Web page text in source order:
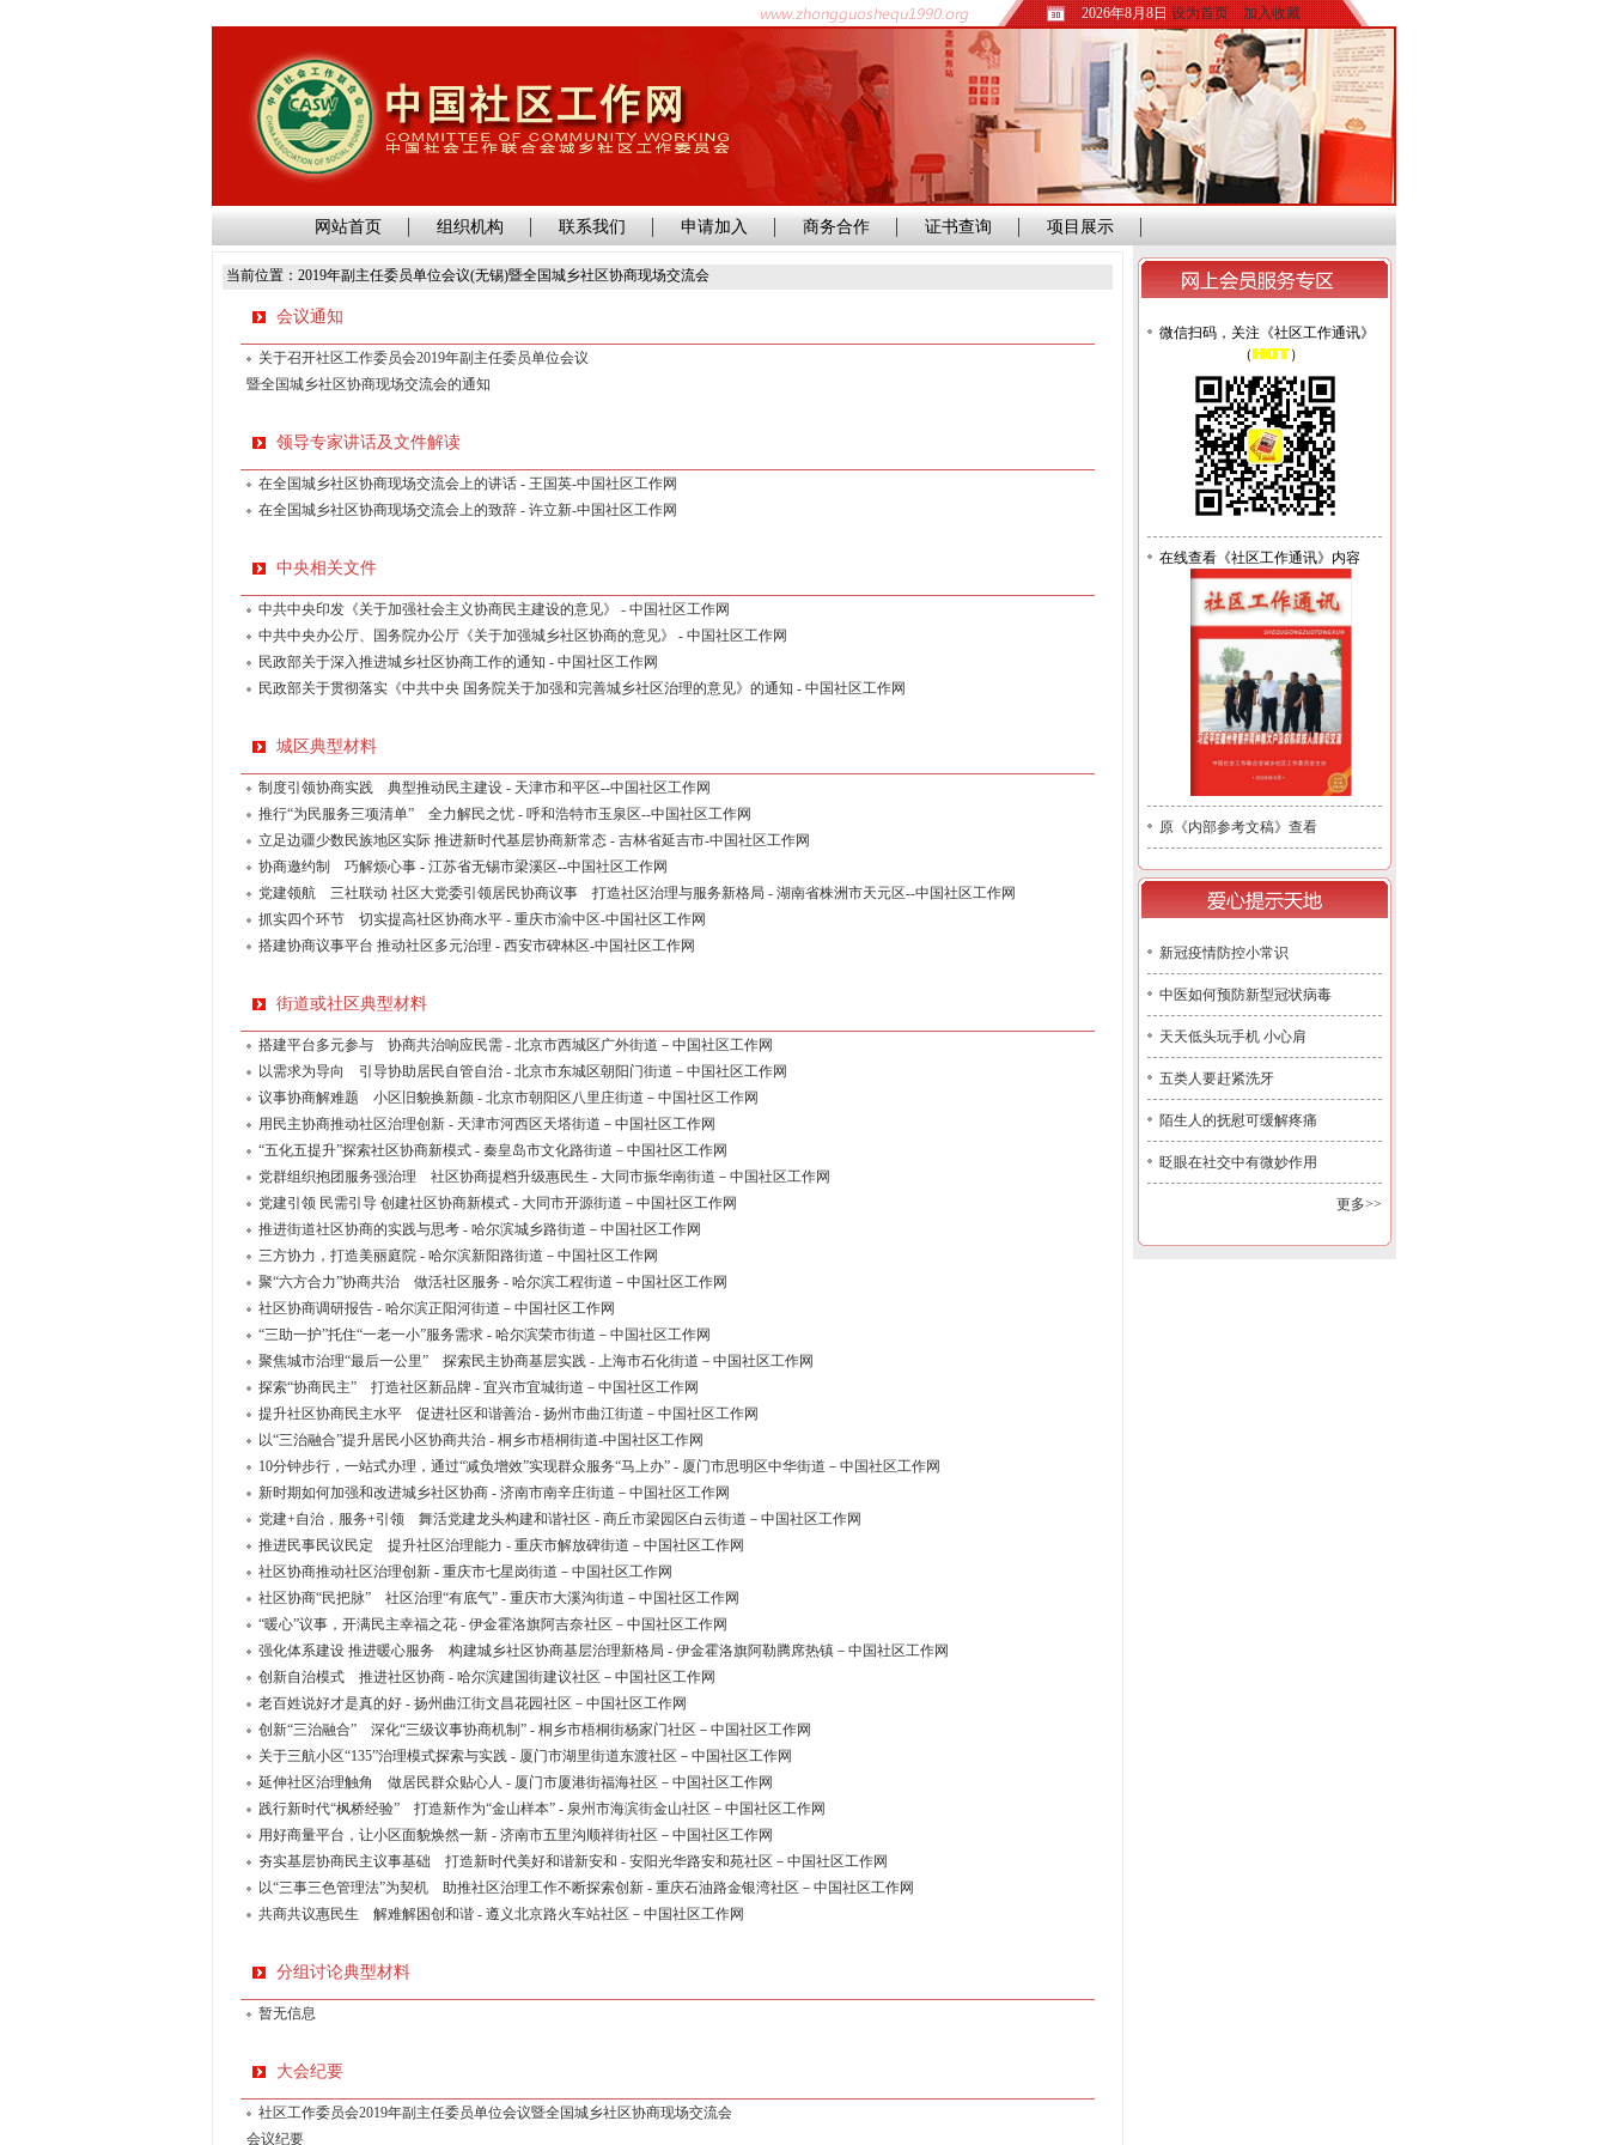
2026年8月8日设为首页 加入收藏
网站首页 组织机构 联系我们 申请加入 商务合作 证书查询 项目展示
微信扫码，关注《社区工作通讯》
（
）
在线查看《社区工作通讯》内容
原《内部参考文稿》查看
新冠疫情防控小常识
中医如何预防新型冠状病毒
天天低头玩手机 小心肩
五类人要赶紧洗牙
陌生人的抚慰可缓解疼痛
眨眼在社交中有微妙作用
更多>>
当前位置：2019年副主任委员单位会议(无锡)暨全国城乡社区协商现场交流会
会议通知
关于召开社区工作委员会2019年副主任委员单位会议
暨全国城乡社区协商现场交流会的通知
领导专家讲话及文件解读
在全国城乡社区协商现场交流会上的讲话 - 王国英-中国社区工作网
在全国城乡社区协商现场交流会上的致辞 - 许立新-中国社区工作网
中央相关文件
中共中央印发《关于加强社会主义协商民主建设的意见》 - 中国社区工作网
中共中央办公厅、国务院办公厅《关于加强城乡社区协商的意见》 - 中国社区工作网
民政部关于深入推进城乡社区协商工作的通知 - 中国社区工作网
民政部关于贯彻落实《中共中央 国务院关于加强和完善城乡社区治理的意见》的通知 - 中国社区工作网
城区典型材料
制度引领协商实践 典型推动民主建设 - 天津市和平区--中国社区工作网
推行“为民服务三项清单” 全力解民之忧 - 呼和浩特市玉泉区--中国社区工作网
立足边疆少数民族地区实际 推进新时代基层协商新常态 - 吉林省延吉市-中国社区工作网
协商邀约制 巧解烦心事 - 江苏省无锡市梁溪区--中国社区工作网
党建领航 三社联动 社区大党委引领居民协商议事 打造社区治理与服务新格局 - 湖南省株洲市天元区--中国社区工作网
抓实四个环节 切实提高社区协商水平 - 重庆市渝中区-中国社区工作网
搭建协商议事平台 推动社区多元治理 - 西安市碑林区-中国社区工作网
街道或社区典型材料
搭建平台多元参与 协商共治响应民需 - 北京市西城区广外街道－中国社区工作网
以需求为导向 引导协助居民自管自治 - 北京市东城区朝阳门街道－中国社区工作网
议事协商解难题 小区旧貌换新颜 - 北京市朝阳区八里庄街道－中国社区工作网
用民主协商推动社区治理创新 - 天津市河西区天塔街道－中国社区工作网
“五化五提升”探索社区协商新模式 - 秦皇岛市文化路街道－中国社区工作网
党群组织抱团服务强治理 社区协商提档升级惠民生 - 大同市振华南街道－中国社区工作网
党建引领 民需引导 创建社区协商新模式 - 大同市开源街道－中国社区工作网
推进街道社区协商的实践与思考 - 哈尔滨城乡路街道－中国社区工作网
三方协力，打造美丽庭院 - 哈尔滨新阳路街道－中国社区工作网
聚“六方合力”协商共治 做活社区服务 - 哈尔滨工程街道－中国社区工作网
社区协商调研报告 - 哈尔滨正阳河街道－中国社区工作网
“三助一护”托住“一老一小”服务需求 - 哈尔滨荣市街道－中国社区工作网
聚焦城市治理“最后一公里” 探索民主协商基层实践 - 上海市石化街道－中国社区工作网
探索“协商民主” 打造社区新品牌 - 宜兴市宜城街道－中国社区工作网
提升社区协商民主水平 促进社区和谐善治 - 扬州市曲江街道－中国社区工作网
以“三治融合”提升居民小区协商共治 - 桐乡市梧桐街道-中国社区工作网
10分钟步行，一站式办理，通过“减负增效”实现群众服务“马上办” - 厦门市思明区中华街道－中国社区工作网
新时期如何加强和改进城乡社区协商 - 济南市南辛庄街道－中国社区工作网
党建+自治，服务+引领 舞活党建龙头构建和谐社区 - 商丘市梁园区白云街道－中国社区工作网
推进民事民议民定 提升社区治理能力 - 重庆市解放碑街道－中国社区工作网
社区协商推动社区治理创新 - 重庆市七星岗街道－中国社区工作网
社区协商“民把脉” 社区治理“有底气” - 重庆市大溪沟街道－中国社区工作网
“暖心”议事，开满民主幸福之花 - 伊金霍洛旗阿吉奈社区－中国社区工作网
强化体系建设 推进暖心服务 构建城乡社区协商基层治理新格局 - 伊金霍洛旗阿勒腾席热镇－中国社区工作网
创新自治模式 推进社区协商 - 哈尔滨建国街建议社区－中国社区工作网
老百姓说好才是真的好 - 扬州曲江街文昌花园社区－中国社区工作网
创新“三治融合” 深化“三级议事协商机制” - 桐乡市梧桐街杨家门社区－中国社区工作网
关于三航小区“135”治理模式探索与实践 - 厦门市湖里街道东渡社区－中国社区工作网
延伸社区治理触角 做居民群众贴心人 - 厦门市厦港街福海社区－中国社区工作网
践行新时代“枫桥经验” 打造新作为“金山样本” - 泉州市海滨街金山社区－中国社区工作网
用好商量平台，让小区面貌焕然一新 - 济南市五里沟顺祥街社区－中国社区工作网
夯实基层协商民主议事基础 打造新时代美好和谐新安和 - 安阳光华路安和苑社区－中国社区工作网
以“三事三色管理法”为契机 助推社区治理工作不断探索创新 - 重庆石油路金银湾社区－中国社区工作网
共商共议惠民生 解难解困创和谐 - 遵义北京路火车站社区－中国社区工作网
分组讨论典型材料
暂无信息
大会纪要
社区工作委员会2019年副主任委员单位会议暨全国城乡社区协商现场交流会
会议纪要